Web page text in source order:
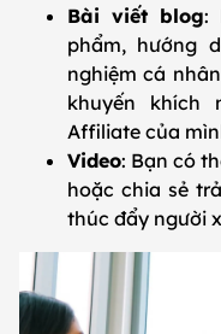
Bài viết blog:
phẩm, hướng
nghiệm cá
khuyến khích
Affiliate của
Video: Bạn có
hoặc chia sẻ
thúc đẩy người